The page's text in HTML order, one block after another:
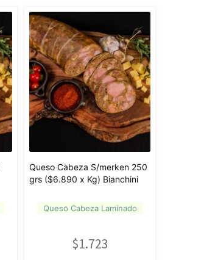
Queso Cabeza S/merken 250
grs ($6.890 x Kg) Bianchini
Queso Cabeza Laminado
$1.723